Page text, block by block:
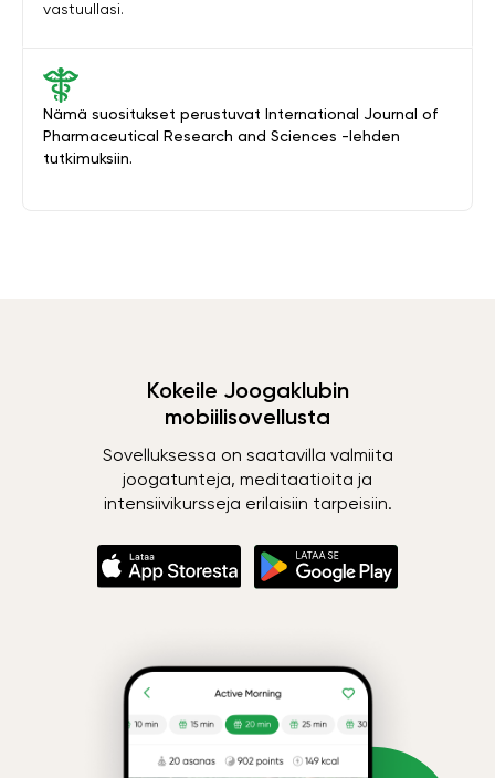
Nämä suositukset perustuvat International Journal of
Pharmaceutical Research and Sciences -lehden
tutkimuksiin.
vastuullasi.
Kokeile Joogaklubin
mobiilisovellusta
Sovelluksessa on saatavilla valmiita
joogatunteja, meditaatioita ja
intensiivikursseja erilaisiin tarpeisiin.